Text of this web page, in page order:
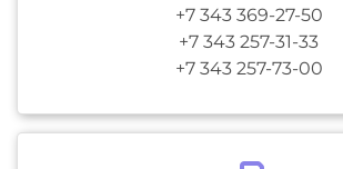
+7 343 369-27-50
+7 343 257-31-33
+7 343 257-73-00